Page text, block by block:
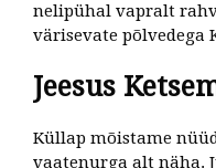
nelipühal vapralt
värisevate põlvedega
Jeesus
Küllap mõistame
vaatenurga alt näha.